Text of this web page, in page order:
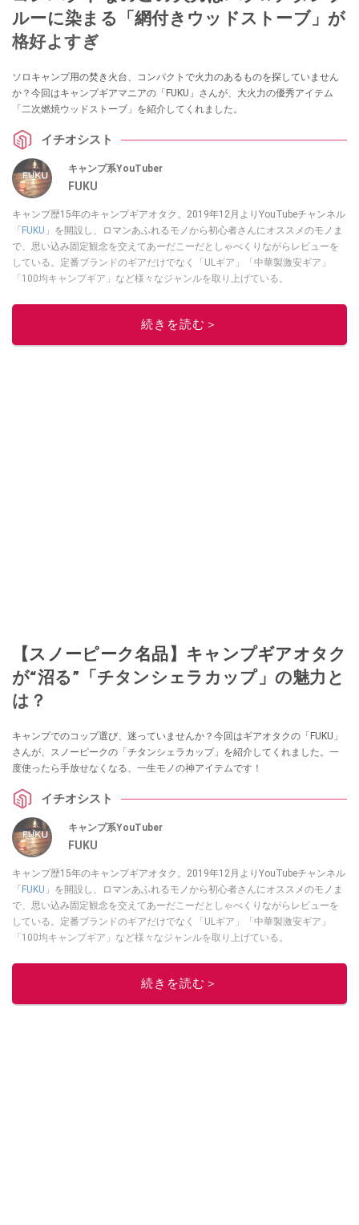
ルーに染まる「網付きウッドストーブ」が
格好よすぎ
ソロキャンプ用の焚き火台、コンパクトで火力のあるものを探していません
か？今回はキャンプギアマニアの「FUKU」さんが、大火力の優秀アイテム
「二次燃焼ウッドストーブ」を紹介してくれました。
イチオシスト
キャンプ系YouTuber
FUKU
キャンプ歴15年のキャンプギアオタク。2019年12月よりYouTubeチャンネル
「 FUKU 」を開設し、ロマンあふれるモノから初心者さんにオススメのモノま
で、思い込み固定観念を交えてあーだこーだとしゃべくりながらレビューを
している。定番ブランドのギアだけでなく「ULギア」「中華製激安ギア」
「100均キャンプギア」など様々なジャンルを取り上げている。
このイチオシストの他の記事を読む
続きを読む＞
【スノーピーク名品】キャンプギアオタク
が“沼る”「チタンシェラカップ」の魅力と
は？
キャンプでのコップ選び、迷っていませんか？今回はギアオタクの「FUKU」
さんが、スノーピークの「チタンシェラカップ」を紹介してくれました。一
度使ったら手放せなくなる、一生モノの神アイテムです！
イチオシスト
キャンプ系YouTuber
FUKU
キャンプ歴15年のキャンプギアオタク。2019年12月よりYouTubeチャンネル
「 FUKU 」を開設し、ロマンあふれるモノから初心者さんにオススメのモノま
で、思い込み固定観念を交えてあーだこーだとしゃべくりながらレビューを
している。定番ブランドのギアだけでなく「ULギア」「中華製激安ギア」
「100均キャンプギア」など様々なジャンルを取り上げている。
このイチオシストの他の記事を読む
続きを読む＞